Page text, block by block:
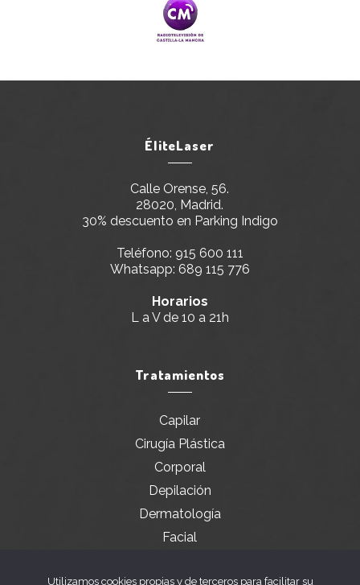
ÉliteLaser
Calle Orense, 56.
28020, Madrid.
30% descuento en Parking Indigo
Teléfono: 915 600 111
Whatsapp: 689 115 776
Horarios
L a V de 10 a 21h
Tratamientos
Capilar
Cirugía Plástica
Corporal
Depilación
Dermatología
Facial
Utilizamos cookies propias y de terceros para facilitar su